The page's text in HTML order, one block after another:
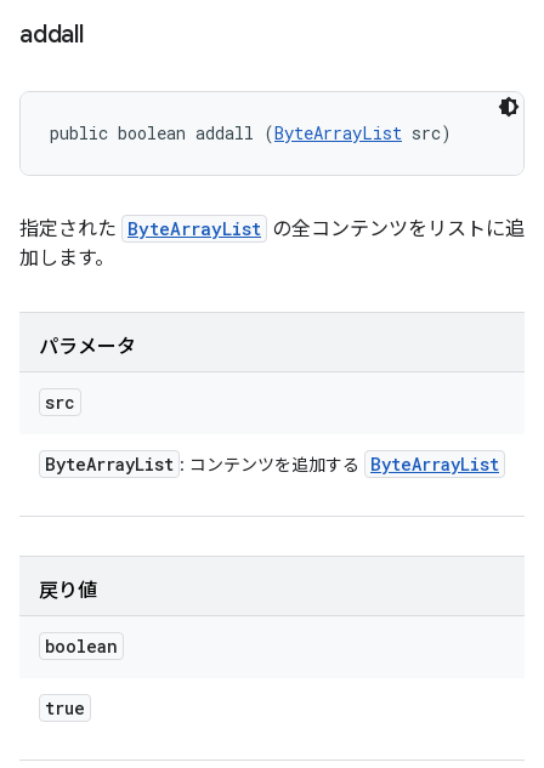
addall
public boolean addall (ByteArrayList src)
指定された ByteArrayList の全コンテンツをリストに追
加します。
パラメータ
src
ByteArrayList : コンテンツを追加する ByteArrayList
戻り値
boolean
true